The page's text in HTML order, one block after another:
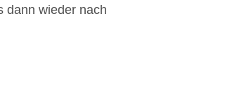
dann wieder nach